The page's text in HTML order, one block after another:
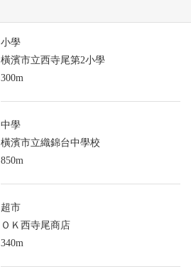
小學
橫濱市立西寺尾第2小學
300m
中學
橫濱市立織錦台中學校
850m
超市
ＯＫ西寺尾商店
340m